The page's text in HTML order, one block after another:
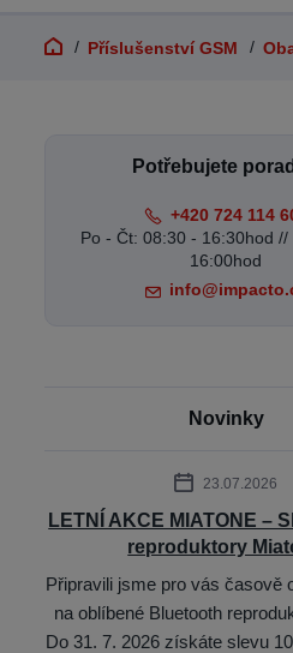
Příslušenství GSM
Potřebujete
+420 724 114
Po - Čt: 08:30 - 16:30hod //
16:00hod
Novinky
23.07.2026
LETNÍ AKCE MIATONE –
reproduktory
Připravili jsme pro vás časově
na oblíbené Bluetooth
Do 31. 7. 2026 získáte slevu